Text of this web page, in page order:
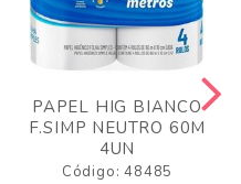
PAPEL HIG BIANCO
F.SIMP NEUTRO 60M
4UN
Código: 48485